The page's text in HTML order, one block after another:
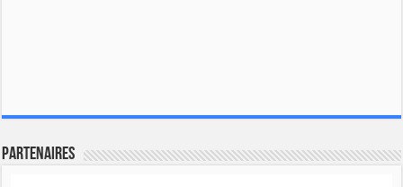
Partenaires